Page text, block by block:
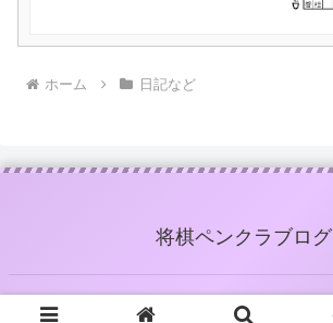
ホーム 日記など
将棋ペンクラブログ